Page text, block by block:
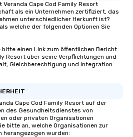
tour is
set, you
Just
of the tour
and food
group.
With Lip
and your
to worry
into a top
to a less
our tours,
Veranda Cape Cod Family Resort
als ein Unternehmen zertifiziert, das
unterschiedlicher Herkunft ist?
welche der folgenden Optionen Sie
einen Link zum öffentlichen Bericht
Resort über seine Verpflichtungen und
Gleichberechtigung und Integration
Cape Cod Family Resort auf der
des Gesundheitsdienstes von
oder privaten Organisationen
bitte an, welche Organisationen zur
herangezogen wurden: